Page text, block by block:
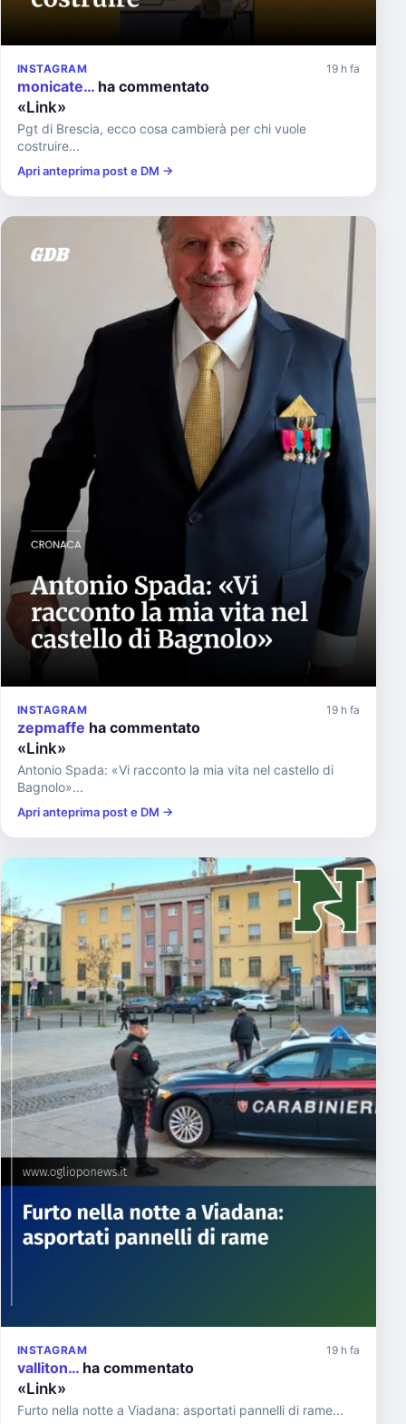
INSTAGRAM 19 h fa
monicate… ha commentato
«Link»
Pgt di Brescia, ecco cosa cambierà per chi vuole
costruire...
Apri anteprima post e DM →
INSTAGRAM 19 h fa
zepmaffe ha commentato
«Link»
Antonio Spada: «Vi racconto la mia vita nel castello di
Bagnolo»...
Apri anteprima post e DM →
INSTAGRAM 19 h fa
valliton… ha commentato
«Link»
Furto nella notte a Viadana: asportati pannelli di rame...